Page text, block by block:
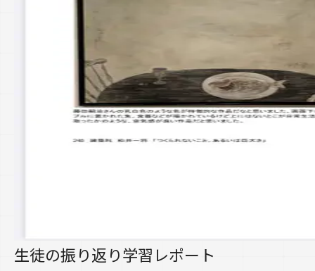
生徒の振り返り学習レポート